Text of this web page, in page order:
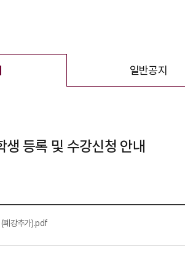
일반공지
등록 및 수강신청 안내
폐강추가).pdf